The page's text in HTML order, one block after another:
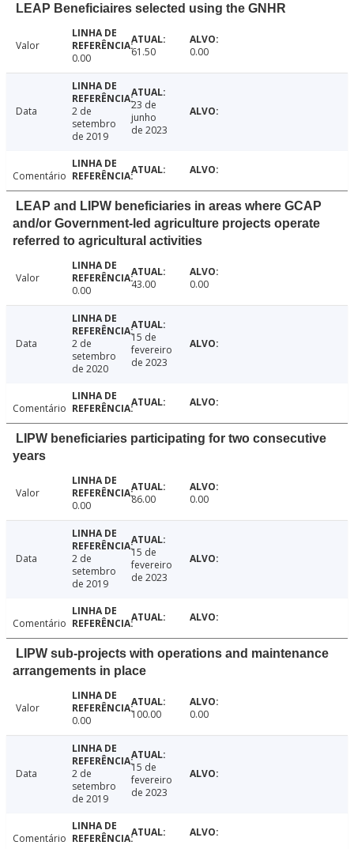
LEAP Beneficiaires selected using the GNHR
Valor
0.00
61.50 0.00
Data
2 de
setembro
de 2019
23 de
junho
de 2023
Comentário
LEAP and LIPW beneficiaries in areas where GCAP
and/or Government-led agriculture projects operate
referred to agricultural activities
Valor
0.00
43.00 0.00
Data
2 de
setembro
de 2020
15 de
fevereiro
de 2023
Comentário
LIPW beneficiaries participating for two consecutive
years
Valor
0.00
86.00 0.00
Data
2 de
setembro
de 2019
15 de
fevereiro
de 2023
Comentário
LIPW sub-projects with operations and maintenance
arrangements in place
Valor
0.00
100.00 0.00
Data
2 de
setembro
de 2019
15 de
fevereiro
de 2023
Comentário